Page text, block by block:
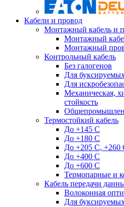
Кабели и провод
Монтажный кабель и
Монтажный
Монтажный
Контрольный кабель
Без галогенов
Для
Для
Механическая,
стойкость
Термостойкий кабель
До +145 С
До +180 C
До +205 С, +260
До +400 C
До +600 С
Термопарные и
Кабель передачи
Волоконная
Для